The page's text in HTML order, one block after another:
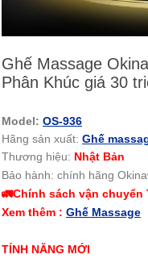
Ghế Massage
Phân Khúc giá 30
Model: OS-936
Hãng sản xuất: Ghế
Thương hiệu: Nhật Bản
Bảo hành: chính hãng
🚛Chính sách vận chuyển
Xem thêm : Ghế Massage
TÍNH NĂNG MỚI